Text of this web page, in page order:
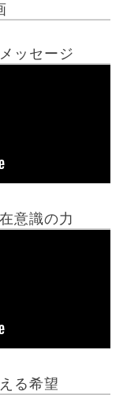
ッセージ
意識の力
る希望
ホーム